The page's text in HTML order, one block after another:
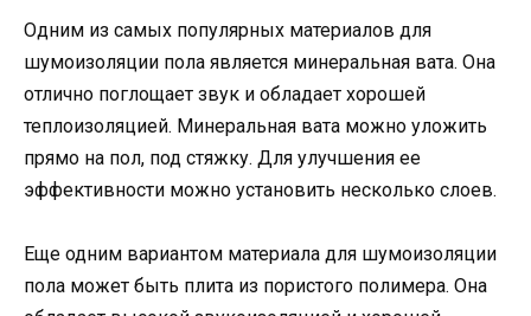
Одним из самых популярных материалов для
шумоизоляции пола является минеральная вата. Она
отлично поглощает звук и обладает хорошей
теплоизоляцией. Минеральная вата можно уложить
прямо на пол, под стяжку. Для улучшения ее
эффективности можно установить несколько слоев.
Еще одним вариантом материала для шумоизоляции
пола может быть плита из пористого полимера. Она